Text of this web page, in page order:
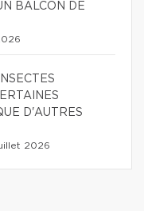
BALCON DE
D'AUTRES
2026